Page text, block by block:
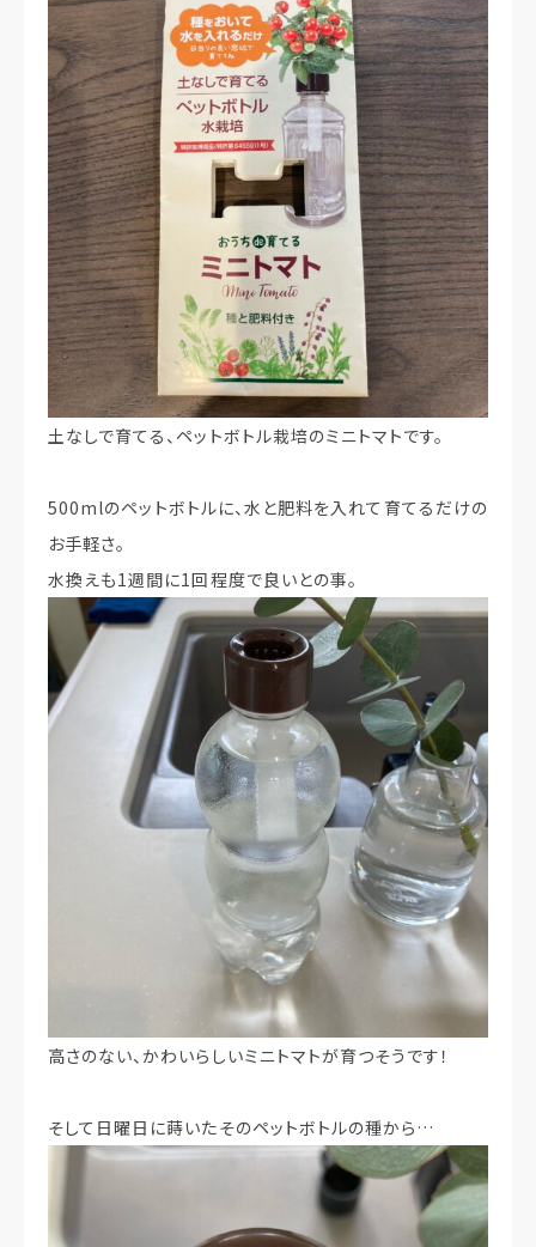
土なしで育てる、ペットボトル栽培のミニトマトです。
500mlのペットボトルに、水と肥料を入れて育てるだけの
お手軽さ。
水換えも1週間に1回程度で良いとの事。
高さのない、かわいらしいミニトマトが育つそうです！
そして日曜日に蒔いたそのペットボトルの種から…